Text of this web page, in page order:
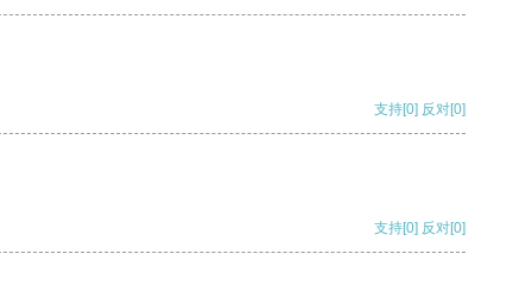
支持[0] 反对[0]
支持[0] 反对[0]